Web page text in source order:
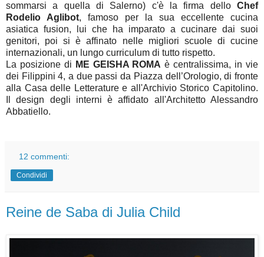
sommarsi a quella di Salerno) c'è la firma dello Chef
Rodelio Aglibot, famoso per la sua eccellente cucina
asiatica fusion, lui che ha imparato a cucinare dai suoi
genitori, poi si è affinato nelle migliori scuole di cucine
internazionali, un lungo curriculum di tutto rispetto.
La posizione di ME GEISHA ROMA è centralissima, in vie
dei Filippini 4, a due passi da Piazza dell’Orologio, di fronte
alla Casa delle Letterature e all'Archivio Storico Capitolino.
Il design degli interni è affidato all'Architetto Alessandro
Abbatiello.
12 commenti:
Condividi
Reine de Saba di Julia Child